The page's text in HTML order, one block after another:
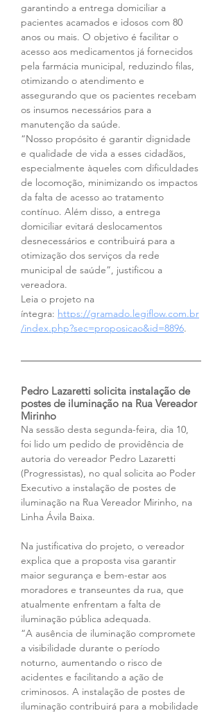
garantindo a entrega domiciliar a
pacientes acamados e idosos com 80
anos ou mais. O objetivo é facilitar o
acesso aos medicamentos já fornecidos
pela farmácia municipal, reduzindo filas,
otimizando o atendimento e
assegurando que os pacientes recebam
os insumos necessários para a
manutenção da saúde.
“Nosso propósito é garantir dignidade
e qualidade de vida a esses cidadãos,
especialmente àqueles com dificuldades
de locomoção, minimizando os impactos
da falta de acesso ao tratamento
contínuo. Além disso, a entrega
domiciliar evitará deslocamentos
desnecessários e contribuirá para a
otimização dos serviços da rede
municipal de saúde”, justificou a
vereadora.
Leia o projeto na
íntegra: https://gramado.legiflow.com.br
/index.php?sec=proposicao&id=8896.
Pedro Lazaretti solicita instalação de
postes de iluminação na Rua Vereador
Mirinho
Na sessão desta segunda-feira, dia 10,
foi lido um pedido de providência de
autoria do vereador Pedro Lazaretti
(Progressistas), no qual solicita ao Poder
Executivo a instalação de postes de
iluminação na Rua Vereador Mirinho, na
Linha Ávila Baixa.
Na justificativa do projeto, o vereador
explica que a proposta visa garantir
maior segurança e bem-estar aos
moradores e transeuntes da rua, que
atualmente enfrentam a falta de
iluminação pública adequada.
“A ausência de iluminação compromete
a visibilidade durante o período
noturno, aumentando o risco de
acidentes e facilitando a ação de
criminosos. A instalação de postes de
iluminação contribuirá para a mobilidade